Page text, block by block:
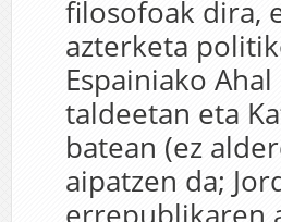
filosofoak dira,
azterketa
Espainiako
taldeetan eta
batean (ez
aipatzen da;